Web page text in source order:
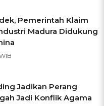
Pemerintah Klaim
Madura Didukung
Jadikan Perang
Jadi Konflik Agama